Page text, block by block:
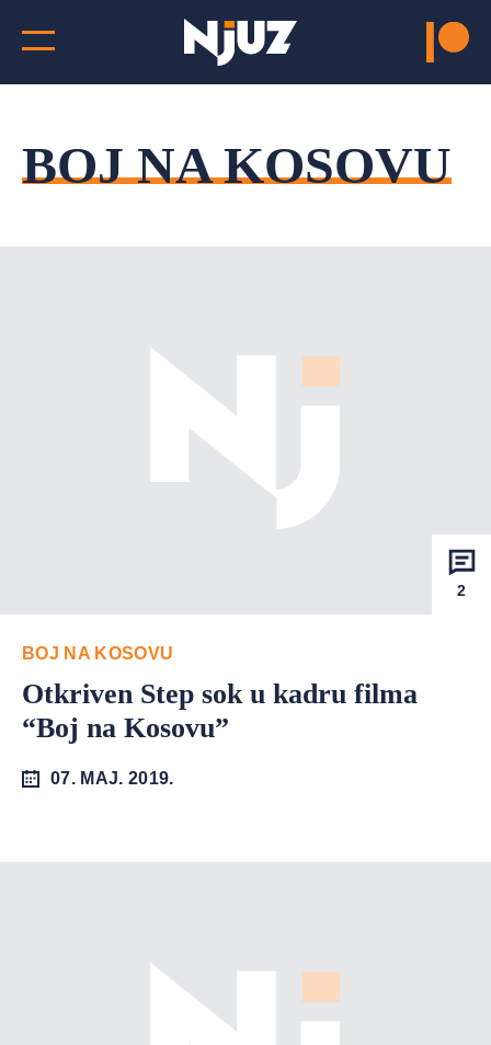
BOJ NA KOSOVU
2
BOJ NA KOSOVU
Otkriven Step sok u kadru filma
“Boj na Kosovu”
07. MAJ. 2019.